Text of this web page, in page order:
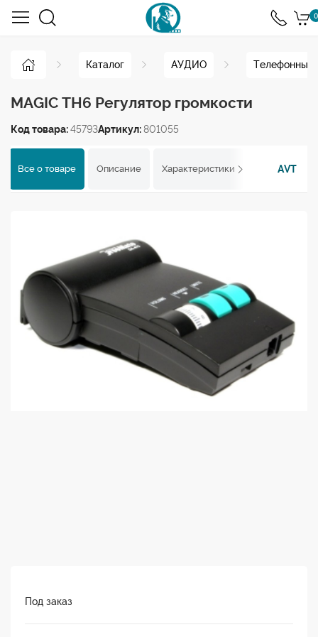
0
Каталог АУДИО Телефонные
MAGIC TH6 Регулятор громкости
Код товара:45793Артикул:801055
Все о товаре Описание Характеристики Отзывы
AVT
Под заказ